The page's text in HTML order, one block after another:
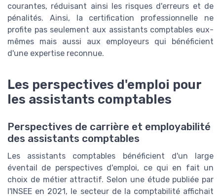
courantes, réduisant ainsi les risques d'erreurs et de
pénalités. Ainsi, la certification professionnelle ne
profite pas seulement aux assistants comptables eux-
mêmes mais aussi aux employeurs qui bénéficient
d'une expertise reconnue.
Les perspectives d'emploi pour
les assistants comptables
Perspectives de carrière et employabilité
des assistants comptables
Les assistants comptables bénéficient d'un large
éventail de perspectives d'emploi, ce qui en fait un
choix de métier attractif. Selon une étude publiée par
l'INSEE en 2021, le secteur de la comptabilité affichait